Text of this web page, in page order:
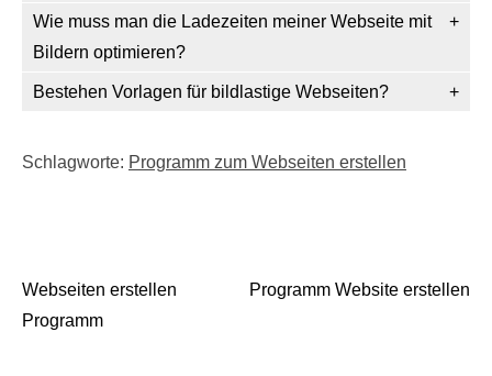
Wie muss man die Ladezeiten meiner Webseite mit
Bildern optimieren?
Bestehen Vorlagen für bildlastige Webseiten?
Schlagworte: Programm zum Webseiten erstellen
Beitrags-Navigation
Webseiten erstellen
Programm
Programm Website erstellen